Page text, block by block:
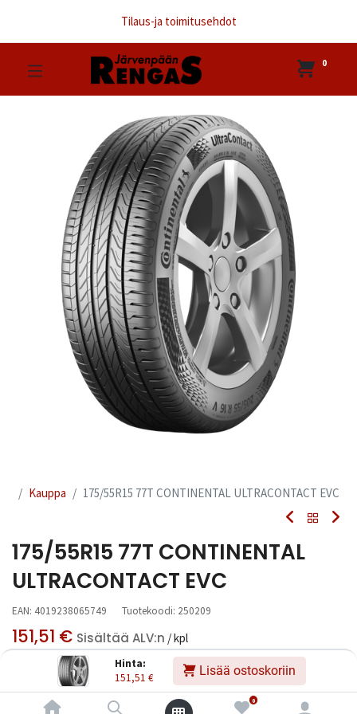
Hinta:
151,51 € Lisää ostoskoriin
0
Tilaus-ja toimitusehdot
0
Kauppa 175/55R15 77T CONTINENTAL ULTRACONTACT EVC
175/55R15 77T CONTINENTAL
ULTRACONTACT EVC
EAN: 4019238065749 Tuotekoodi: 250209
151,51 € Sisältää ALV:n / kpl
Toimittajilla (kotimaa): Saatavilla
Toimitusaika:
6 arkipäivää